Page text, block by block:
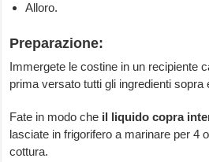
Alloro.
Preparazione:
Immergete le costine in un recipiente
prima versato tutti gli ingredienti sopra
Fate in modo che il liquido copra
lasciate in frigorifero a marinare per 4
cottura.